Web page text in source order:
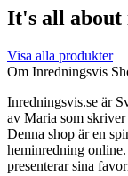
It's all
Visa alla produkter
Om Inredningsvis
Inredningsvis.se är
av Maria som
Denna shop är en
heminredning
presenterar sina